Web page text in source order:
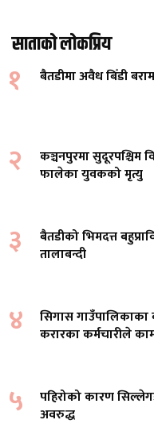
साताको लोकप्रिय
१ बैतडीमा अवैध बिँडी
२
कञ्चनपुरमा सुदूरपश्चिम
फालेका युवकको मृत्यु
३
बैतडीको भिमदत्त
तालाबन्दी
४
सिगास गाउँपालिकाका
करारका कर्मचारीले
५
पहिरोको कारण
अवरुद्ध